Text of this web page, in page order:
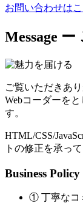
お問い合わせは
Message ー
ご覧いただきあ
Webコーダーを
す。
HTML/CSS/
トの修正を承っ
Business Policy
① 丁寧なコ